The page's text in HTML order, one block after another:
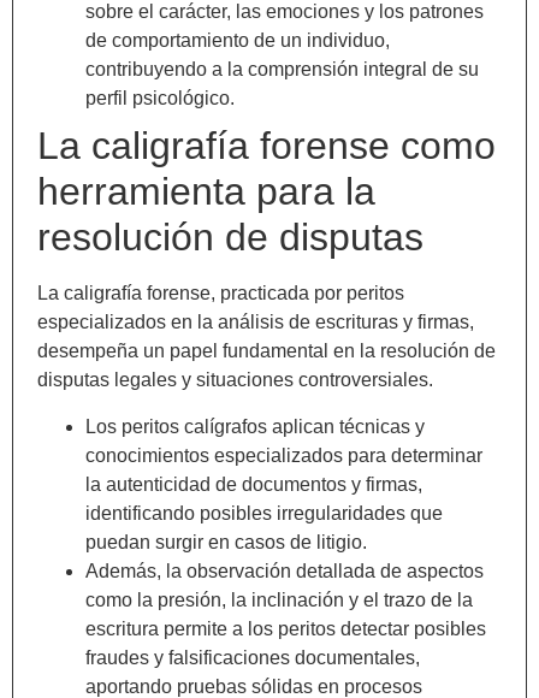
sobre el carácter, las emociones y los patrones
de comportamiento de un individuo,
contribuyendo a la comprensión integral de su
perfil psicológico.
La caligrafía forense como
herramienta para la
resolución de disputas
La caligrafía forense, practicada por peritos
especializados en la análisis de escrituras y firmas,
desempeña un papel fundamental en la resolución de
disputas legales y situaciones controversiales.
Los peritos calígrafos aplican técnicas y
conocimientos especializados para determinar
la autenticidad de documentos y firmas,
identificando posibles irregularidades que
puedan surgir en casos de litigio.
Además, la observación detallada de aspectos
como la presión, la inclinación y el trazo de la
escritura permite a los peritos detectar posibles
fraudes y falsificaciones documentales,
aportando pruebas sólidas en procesos